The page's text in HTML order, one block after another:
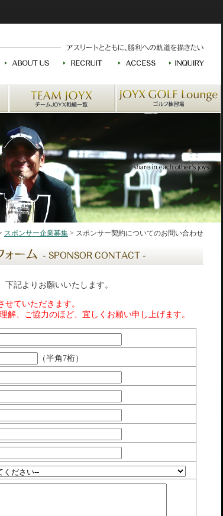
スポンサー企業募集 > スポンサー契約についてのお問い合わせ
記よりお願いいたします。
ていただきます。
解、ご協力のほど、宜しくお願い申し上げます。
（半角7桁）